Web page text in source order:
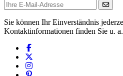
Sie können Ihr Einverständnis
Kontaktinformationen finden Sie u.